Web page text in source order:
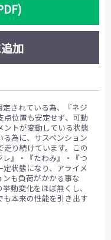
加
されている為、『ネジ
点位置も安定せず、可動
ントが変動している状態
為に、サスペンション
り続けています。この
』・『たわみ』・『つ
状態になり、アライメ
も負荷がかかる事な
動変化をほぼ無くし、
も本来の性能を引き出す